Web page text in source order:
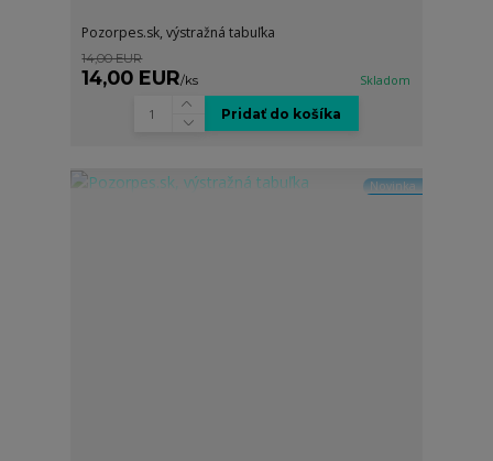
Pozorpes.sk, výstražná tabuľka
14,00 EUR
14,00 EUR/ks Skladom
Pridať do košíka
Novinka